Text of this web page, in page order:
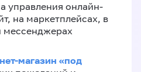
управления онлайн-
на маркетплейсах, в
мессенджерах
магазин «‎под